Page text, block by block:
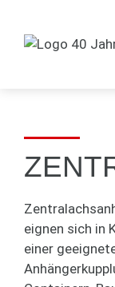
eignen sich in
einer